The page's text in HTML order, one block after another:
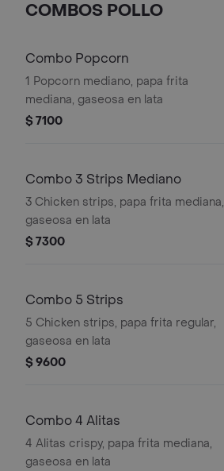
COMBOS POLLO
Combo Popcorn
1 Popcorn mediano, papa frita
mediana, gaseosa en lata
$ 7100
Combo 3 Strips Mediano
3 Chicken strips, papa frita mediana,
gaseosa en lata
$ 7300
Combo 5 Strips
5 Chicken strips, papa frita regular,
gaseosa en lata
$ 9600
Combo 4 Alitas
4 Alitas crispy, papa frita mediana,
gaseosa en lata